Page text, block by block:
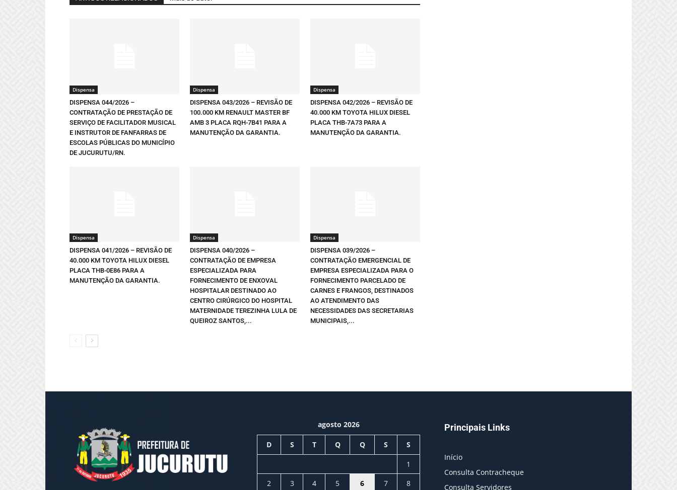
Dispensa
DISPENSA 044/2026 –
CONTRATAÇÃO DE PRESTAÇÃO DE
SERVIÇO DE FACILITADOR MUSICAL
E INSTRUTOR DE FANFARRAS DE
ESCOLAS PÚBLICAS DO MUNICÍPIO
DE JUCURUTU/RN.
Dispensa
DISPENSA 043/2026 – REVISÃO DE
100.000 KM RENAULT MASTER BF
AMB 3 PLACA RQH-7B41 PARA A
MANUTENÇÃO DA GARANTIA.
Dispensa
DISPENSA 042/2026 – REVISÃO DE
40.000 KM TOYOTA HILUX DIESEL
PLACA THB-7A73 PARA A
MANUTENÇÃO DA GARANTIA.
Dispensa
DISPENSA 041/2026 – REVISÃO DE
40.000 KM TOYOTA HILUX DIESEL
PLACA THB-0E86 PARA A
MANUTENÇÃO DA GARANTIA.
Dispensa
DISPENSA 040/2026 –
CONTRATAÇÃO DE EMPRESA
ESPECIALIZADA PARA
FORNECIMENTO DE ENXOVAL
HOSPITALAR DESTINADO AO
CENTRO CIRÚRGICO DO HOSPITAL
MATERNIDADE TEREZINHA LULA DE
QUEIROZ SANTOS,...
Dispensa
DISPENSA 039/2026 –
CONTRATAÇÃO EMERGENCIAL DE
EMPRESA ESPECIALIZADA PARA O
FORNECIMENTO PARCELADO DE
CARNES E FRANGOS, DESTINADOS
AO ATENDIMENTO DAS
NECESSIDADES DAS SECRETARIAS
MUNICIPAIS,...
agosto 2026
D S T Q Q S S
1
2
3 4 5 6 7 8
Principais Links
Início
Consulta Contracheque
Consulta Servidores